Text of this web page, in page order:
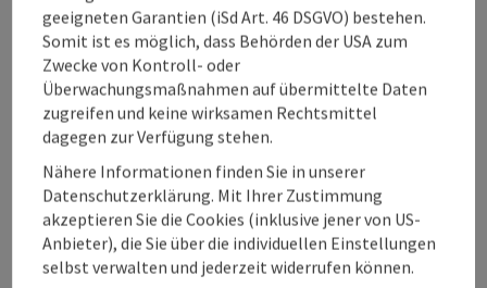
Kreatives Gestalten prägt Märkte und Dörfer, belebt Plätze
und Gassen. „Kunst erleben, spüren, berühren“ verspricht im
Innviertel dasDaringer Kunstmuseum. Hier lässt sich
Bildhauerei im wahrsten Sinn des Wortes begreifen.
Ergänzend zum Museum geben Werkstätten und Ateliers
Daringer Lebensweg der Kunst verbindet schließlich
Skulpturen und Landschaft.
Im urbanen Raum brodelt die kulturelle Vielfalt. Lebendiger
Ausdruck künstlerischen Schaffens sind Festivals der
geeigneten Garantien (iSd Art. 46 DSGVO) bestehen.
Somit ist es möglich, dass Behörden der USA zum
Zwecke von Kontroll- oder
Überwachungsmaßnahmen auf übermittelte Daten
zugreifen und keine wirksamen Rechtsmittel
dagegen zur Verfügung stehen.
Nähere Informationen finden Sie in unserer
Datenschutzerklärung. Mit Ihrer Zustimmung
akzeptieren Sie die Cookies (inklusive jener von US-
Anbieter), die Sie über die individuellen Einstellungen
selbst verwalten und jederzeit widerrufen können.